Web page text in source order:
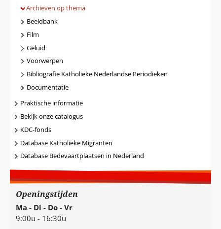
Archieven op thema
Beeldbank
Film
Geluid
Voorwerpen
Bibliografie Katholieke Nederlandse Periodieken
Documentatie
Praktische informatie
Bekijk onze catalogus
KDC-fonds
Database Katholieke Migranten
Database Bedevaartplaatsen in Nederland
Openingstijden
Ma - Di - Do - Vr
9:00u - 16:30u